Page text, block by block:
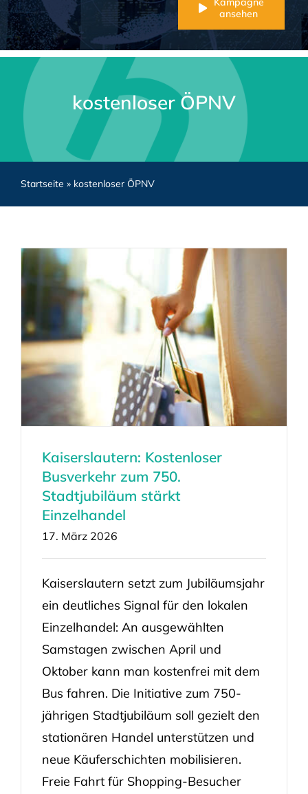
ansehen
kostenloser ÖPNV
Startseite » kostenloser ÖPNV
Kaiserslautern: Kostenloser
Busverkehr zum 750.
Stadtjubiläum stärkt
Einzelhandel
17. März 2026
Kaiserslautern setzt zum Jubiläumsjahr
ein deutliches Signal für den lokalen
Einzelhandel: An ausgewählten
Samstagen zwischen April und
Oktober kann man kostenfrei mit dem
Bus fahren. Die Initiative zum 750-
jährigen Stadtjubiläum soll gezielt den
stationären Handel unterstützen und
neue Käuferschichten mobilisieren.
Freie Fahrt für Shopping-Besucher